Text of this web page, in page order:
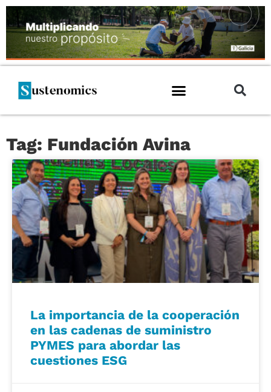
Tag: Fundación Avina
La importancia de la cooperación
en las cadenas de suministro
PYMES para abordar las
cuestiones ESG